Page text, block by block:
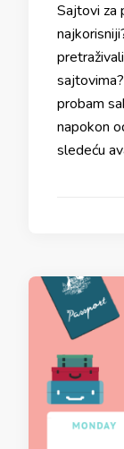
Sajtovi za
probam
napokon
sledeću